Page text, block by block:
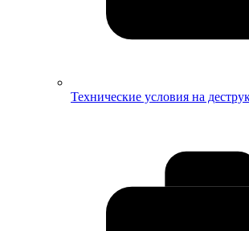
Технические условия на